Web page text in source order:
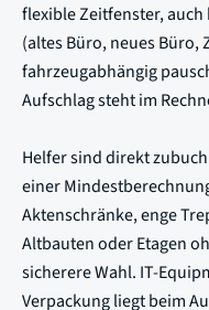
flexible Zeitfenster,
(altes Büro, neues
fahrzeugabhängig
Aufschlag steht im
Helfer sind direkt
einer
Aktenschränke, enge
Altbauten oder Etagen
sicherere Wahl. IT-
Verpackung liegt beim